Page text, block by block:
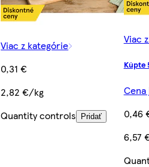
Viac z kategórie
0,31 €
2,82 €/kg
Quantity controls Pridať
Viac
Kúpte
Cena
0,46
6,57